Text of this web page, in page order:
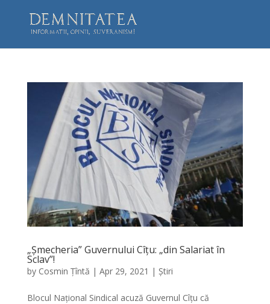
„Șmecheria” Guvernului Cîțu: „din Salariat în
Sclav”!
by Cosmin Țîntă | Apr 29, 2021 | Știri
Blocul Național Sindical acuză Guvernul Cîțu că